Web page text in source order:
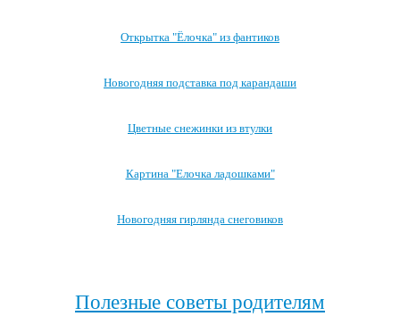
Открытка "Ёлочка" из фантиков
Новогодняя подставка под карандаши
Цветные снежинки из втулки
Картина "Елочка ладошками"
Новогодняя гирлянда снеговиков
Полезные советы родителям